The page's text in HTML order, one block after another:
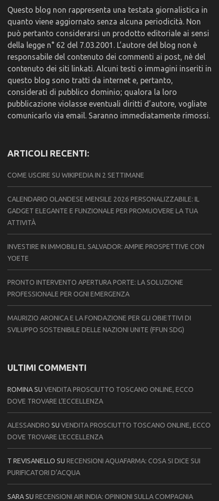
Questo blog non rappresenta una testata giornalistica in
quanto viene aggiornato senza alcuna periodicità. Non
può pertanto considerarsi un prodotto editoriale ai sensi
della legge n° 62 del 7.03.2001. L’autore del blog non è
responsabile del contenuto dei commenti ai post, nè del
contenuto dei siti linkati. Alcuni testi o immagini inseriti in
questo blog sono tratti da internet e, pertanto,
considerati di pubblico dominio; qualora la loro
pubblicazione violasse eventuali diritti d’autore, vogliate
comunicarlo via email. Saranno immediatamente rimossi.
ARTICOLI RECENTI:
COME USCIRE SU WIKIPEDIA IN 2 SETTIMANE
CALENDARIO OLANDESE MENSILE 2026 PERSONALIZZABILE: IL
GADGET ELEGANTE E FUNZIONALE PER PROMUOVERE LA TUA
ATTIVITÀ
INVESTIRE IN IMMOBILI EL SALVADOR: AMPIE PROSPETTIVE CON
YOETE
PRONTO INTERVENTO APERTURA PORTE: LA SOLUZIONE
PROFESSIONALE PER OGNI EMERGENZA
MAURIZIO ARONICA E LA FONDAZIONE PER GLI OBIETTIVI DI
SVILUPPO SOSTENIBILE DELLE NAZIONI UNITE (FFUN SDG)
ULTIMI COMMENTI
ROMINASU VENDITA PROSCIUTTO TOSCANO ONLINE, ECCO
DOVE TROVARE L’ECCELLENZA
ALESSANDRO SU VENDITA PROSCIUTTO TOSCANO ONLINE, ECCO
DOVE TROVARE L’ECCELLENZA
T REVISANELLO SU RECENSIONI AQUAFARMA: COSA SI DICE SUI
PURIFICATORI D’ACQUA
SARASU RECENSIONI AIR INDIA: OPINIONI SULLA COMPAGNIA